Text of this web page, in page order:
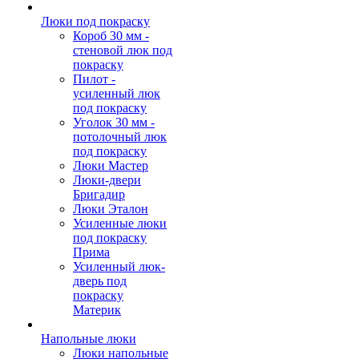
Люки под покраску
Короб 30 мм -
стеновой люк под
покраску
Пилот -
усиленный люк
под покраску
Уголок 30 мм -
потолочный люк
под покраску
Люки Мастер
Люки-двери
Бригадир
Люки Эталон
Усиленные люки
под покраску
Прима
Усиленный люк-
дверь под
покраску
Материк
Напольные люки
Люки напольные